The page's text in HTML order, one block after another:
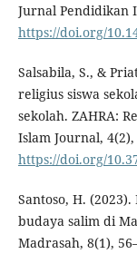
Jurnal Pendidikan
https://doi.org/
Salsabila, S., &
religius siswa
sekolah. ZAHRA:
Islam Journal, 4(2),
https://doi.org/
Santoso, H.
budaya salim di
Madrasah, 8(1),